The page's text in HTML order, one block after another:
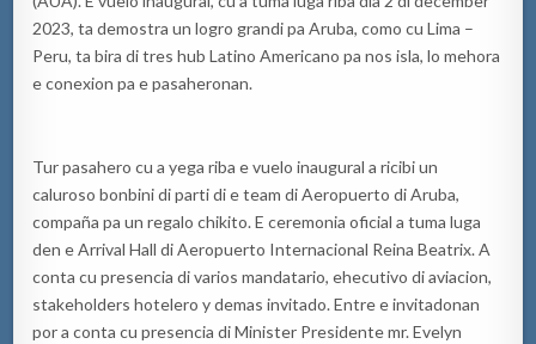
2023, ta demostra un logro grandi pa Aruba, como cu Lima –
Peru, ta bira di tres hub Latino Americano pa nos isla, lo mehora
e conexion pa e pasaheronan.
Tur pasahero cu a yega riba e vuelo inaugural a ricibi un
caluroso bonbini di parti di e team di Aeropuerto di Aruba,
compaña pa un regalo chikito. E ceremonia oficial a tuma luga
den e Arrival Hall di Aeropuerto Internacional Reina Beatrix. A
conta cu presencia di varios mandatario, ehecutivo di aviacion,
stakeholders hotelero y demas invitado. Entre e invitadonan
por a conta cu presencia di Minister Presidente mr. Evelyn